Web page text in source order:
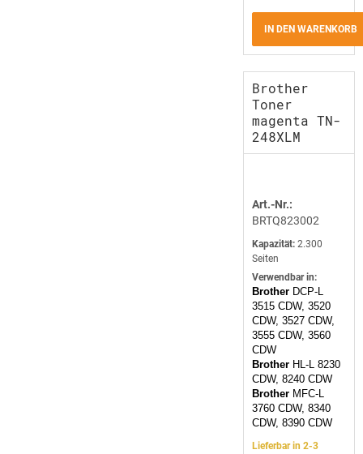
IN DEN WARENKORB
Brother
Toner
magenta TN-
248XLM
Art.-Nr.:
BRTQ823002
Kapazität: 2.300
Seiten
Verwendbar in:
Brother DCP-L
3515 CDW, 3520
CDW, 3527 CDW,
3555 CDW, 3560
CDW
Brother HL-L 8230
CDW, 8240 CDW
Brother MFC-L
3760 CDW, 8340
CDW, 8390 CDW
Lieferbar in 2-3